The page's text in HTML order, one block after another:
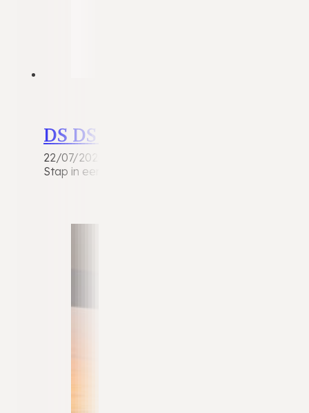
DS DS 4
22/07/2026
Stap in een unieke combinatie van Franse luxe,